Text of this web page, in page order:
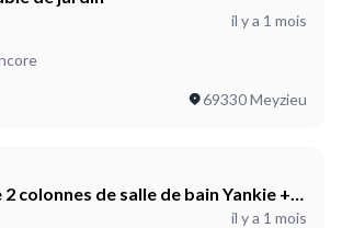
il y a 1 mois
69330 Meyzieu
colonnes de salle de bain Yankie +
mur béton pour sécuriser de lail y a 1 mois